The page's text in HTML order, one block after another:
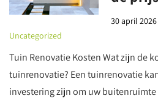
30 april 2026
Uncategorized
Tuin Renovatie Kosten Wat zijn de
tuinrenovatie? Een tuinrenovatie
investering zijn om uw